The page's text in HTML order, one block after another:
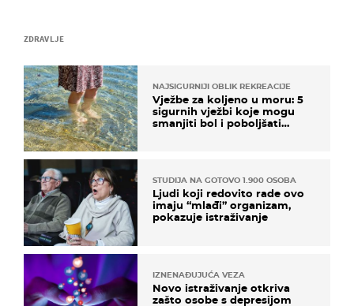
ZDRAVLJE
NAJSIGURNIJI OBLIK REKREACIJE
Vježbe za koljeno u moru: 5
sigurnih vježbi koje mogu
smanjiti bol i poboljšati
STUDIJA NA GOTOVO 1.900 OSOBA
Ljudi koji redovito rade ovo
imaju “mlađi” organizam,
pokazuje istraživanje
IZNENAĐUJUĆA VEZA
Novo istraživanje otkriva
zašto osobe s depresijom